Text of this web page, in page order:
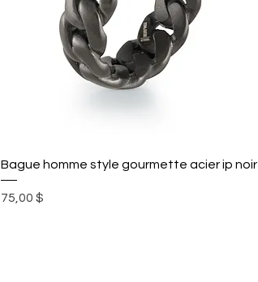
Bague homme style gourmette acier ip noir
Prix
75,00 $